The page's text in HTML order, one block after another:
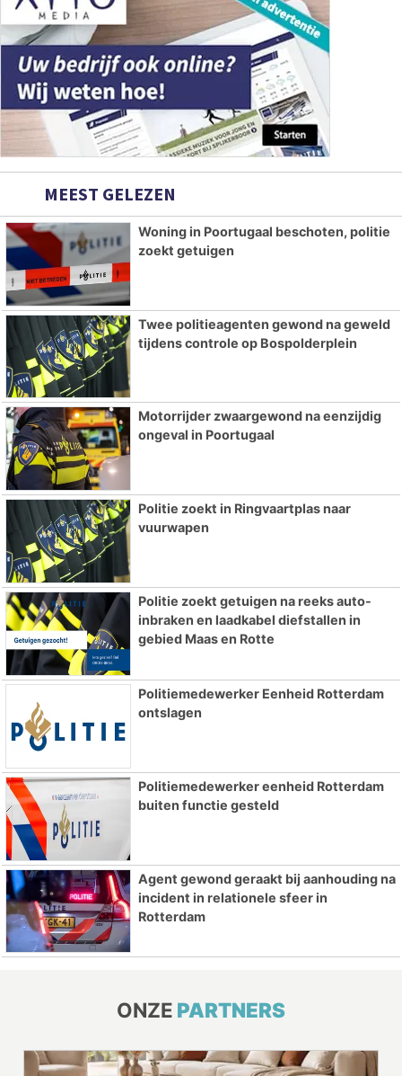
MEEST GELEZEN
Woning in Poortugaal beschoten, politie
zoekt getuigen
Twee politieagenten gewond na geweld
tijdens controle op Bospolderplein
Motorrijder zwaargewond na eenzijdig
ongeval in Poortugaal
Politie zoekt in Ringvaartplas naar
vuurwapen
Politie zoekt getuigen na reeks auto-
inbraken en laadkabel diefstallen in
gebied Maas en Rotte
Politiemedewerker Eenheid Rotterdam
ontslagen
Politiemedewerker eenheid Rotterdam
buiten functie gesteld
Agent gewond geraakt bij aanhouding na
incident in relationele sfeer in
Rotterdam
ONZE PARTNERS